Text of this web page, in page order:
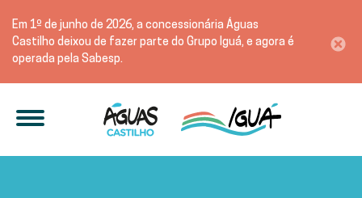
Em 1º de junho de 2026, a concessionária Águas
Castilho deixou de fazer parte do Grupo Iguá, e agora é
operada pela Sabesp.